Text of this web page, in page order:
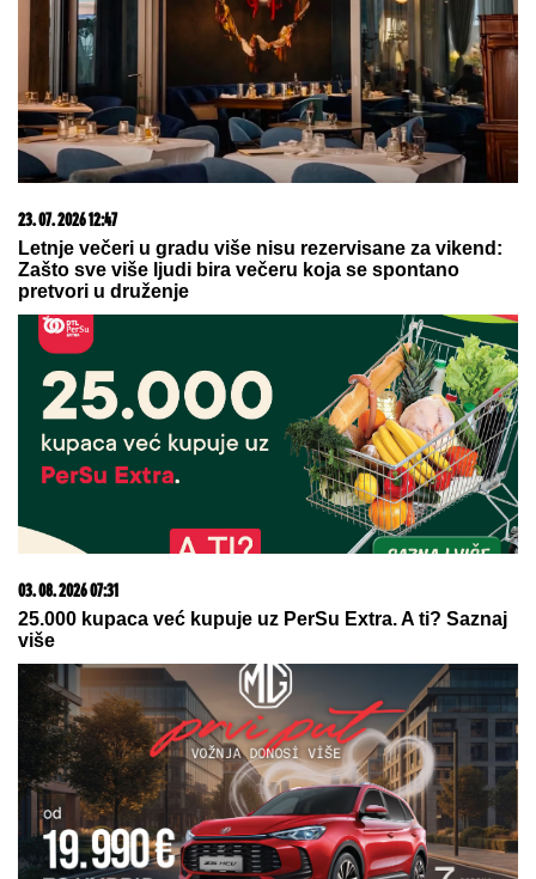
23. 07. 2026 12:47
Letnje večeri u gradu više nisu rezervisane za vikend:
Zašto sve više ljudi bira večeru koja se spontano
pretvori u druženje
03. 08. 2026 07:31
25.000 kupaca već kupuje uz PerSu Extra. A ti? Saznaj
više